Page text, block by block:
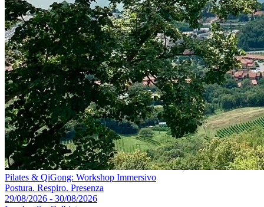
Pilates & QiGong: Workshop Immersivo
Postura. Respiro. Presenza
29/08/2026 - 30/08/2026